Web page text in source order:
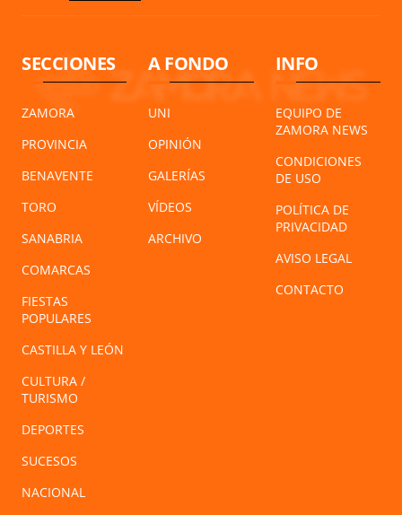
SECCIONES
ZAMORA
PROVINCIA
BENAVENTE
TORO
SANABRIA
COMARCAS
FIESTAS
POPULARES
CASTILLA Y LEÓN
CULTURA /
TURISMO
DEPORTES
SUCESOS
NACIONAL
A FONDO
UNI
OPINIÓN
GALERÍAS
VÍDEOS
ARCHIVO
INFO
EQUIPO DE
ZAMORA NEWS
CONDICIONES
DE USO
POLÍTICA DE
PRIVACIDAD
AVISO LEGAL
CONTACTO